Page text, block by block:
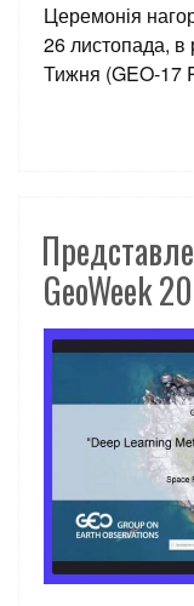
Церемонія
26 листопада, в
Тижня (GEO-17
GeoWeek